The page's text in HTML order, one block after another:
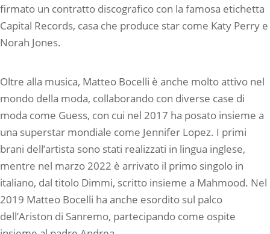
firmato un contratto discografico con la famosa etichetta
Capital Records, casa che produce star come Katy Perry e
Norah Jones.
Oltre alla musica, Matteo Bocelli è anche molto attivo nel
mondo della moda, collaborando con diverse case di
moda come Guess, con cui nel 2017 ha posato insieme a
una superstar mondiale come Jennifer Lopez. I primi
brani dell’artista sono stati realizzati in lingua inglese,
mentre nel marzo 2022 è arrivato il primo singolo in
italiano, dal titolo Dimmi, scritto insieme a Mahmood. Nel
2019 Matteo Bocelli ha anche esordito sul palco
dell’Ariston di Sanremo, partecipando come ospite